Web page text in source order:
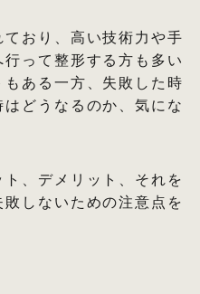
エ
おり、高い技術力や手
って整形する方も多い
ある一方、失敗した時
どうなるのか、気にな
、デメリット、それを
しないための注意点を